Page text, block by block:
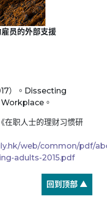
员的外部支援
）。Dissecting
。
在职人士的理财习惯研
web/common/pdf/
adults-2015.pdf
回到顶部 ▲